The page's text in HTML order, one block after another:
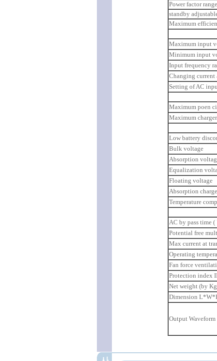
Power factor range
standby
Maximum
Maximum input
Minimum input
Input frequency
Changing current
Setting of AC
Maximum poen
Maximum
Low battery
Bulk voltage
Absorption
Equalization
Floating voltage
Absorption
Temperature
AC by pass time (
Potential free
Max current at
Operating
Fan force
Protection index
Net weight (by
Dimension
Output Waveform